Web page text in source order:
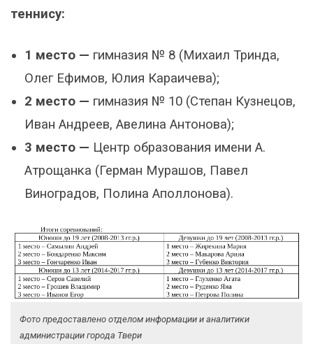
теннису:
1 место — гимназия № 8 (Михаил Тринда,
Олег Ефимов, Юлия Караичева);
2 место — гимназия № 10 (Степан Кузнецов,
Иван Андреев, Авелина Антонова);
3 место — Центр образования имени А.
Атрощанка (Герман Мурашов, Павел
Виноградов, Полина Аполлонова).
Фото предоставлено отделом информации и аналитики
администрации города Твери